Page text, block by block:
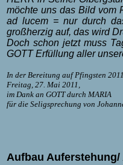
möchte uns das Bild vom
ad lucem = nur durch
großherzig auf, das wird
Doch schon jetzt muss
GOTT Erfüllung aller
In der Bereitung auf Pfingsten
Freitag, 27. Mai 2011,
im Dank an GOTT durch MARIA
für die Seligsprechung von
Aufbau